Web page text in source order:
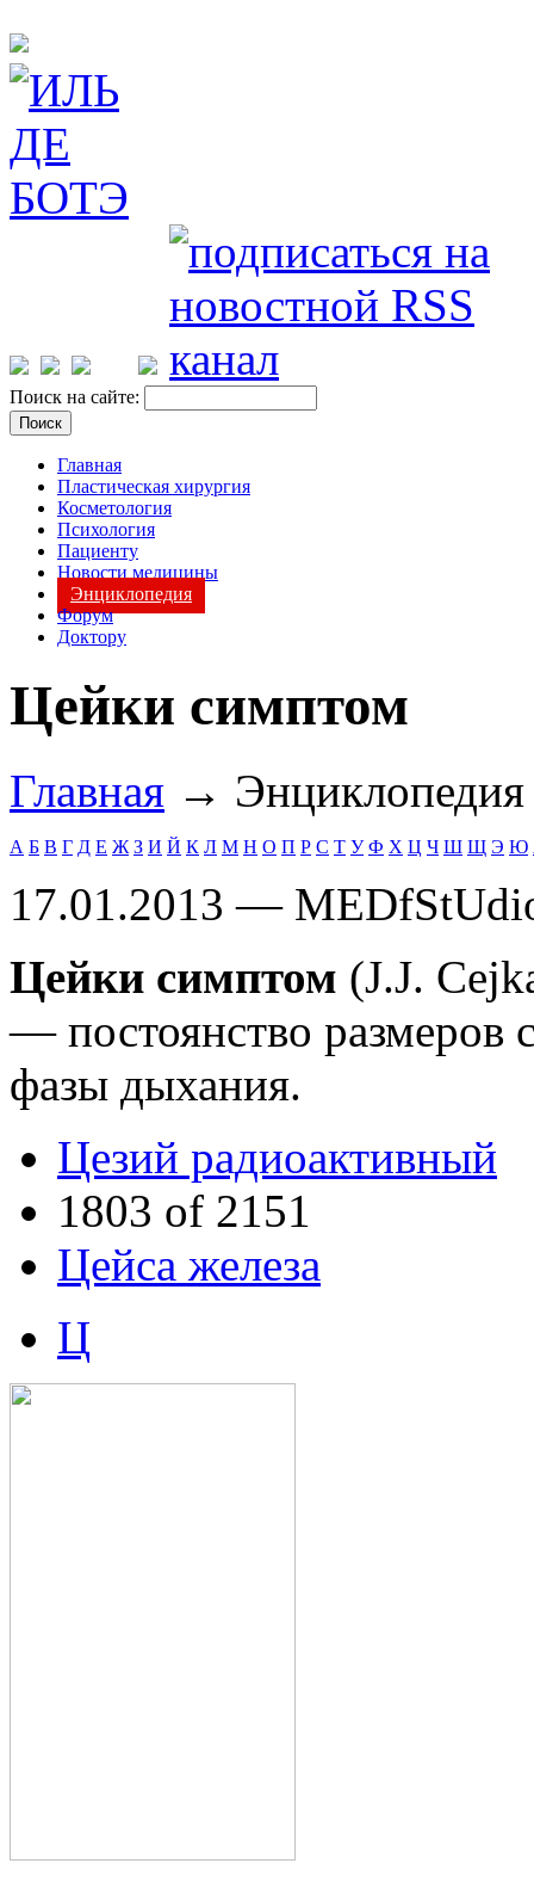
Поиск на сайте:
Главная
Пластическая хирургия
Косметология
Психология
Пациенту
Новости медицины
Энциклопедия
Форум
Доктору
Цейки симптом
Главная →
А Б В Г Д Е Ж З И Й К Л М Н О П Р С Т У Ф Х Ц Ч Ш Щ Э Ю
17.01.2013 —
Цейки симптом (J.J.
— постоянство размеров
фазы дыхания.
Цезий радиоактивный
1803 of 2151
Цейса железа
Ц